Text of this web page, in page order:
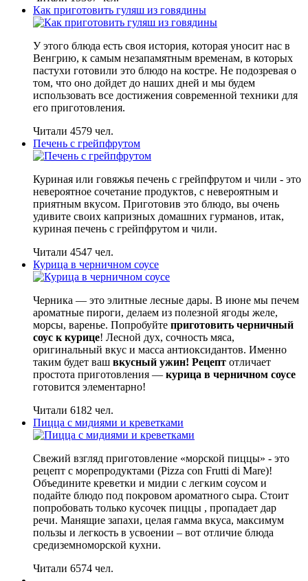
Как приготовить гуляш из говядины
У этого блюда есть своя история, которая уносит нас в
Венгрию, к самым незапамятным временам, в которых
пастухи готовили это блюдо на костре. Не подозревая о
том, что оно дойдет до наших дней и мы будем
использовать все достижения современной техники для
его приготовления.
Читали 4579 чел.
Печень с грейпфрутом
Куриная или говяжья печень с грейпфрутом и чили - это
невероятное сочетание продуктов, с невероятным и
приятным вкусом. Приготовив это блюдо, вы очень
удивите своих капризных домашних гурманов, итак,
куриная печень с грейпфрутом и чили.
Читали 4547 чел.
Курица в черничном соусе
Черника — это элитные лесные дары. В июне мы печем
ароматные пироги, делаем из полезной ягоды желе,
морсы, варенье. Попробуйте приготовить черничный
соус к курице! Лесной дух, сочность мяса,
оригинальный вкус и масса антиоксидантов. Именно
таким будет ваш вкусный ужин! Рецепт отличает
простота приготовления — курица в черничном соусе
готовится элементарно!
Читали 6182 чел.
Пицца с мидиями и креветками
Свежий взгляд приготовление «морской пиццы» - это
рецепт с морепродуктами (Pizza con Frutti di Mare)!
Объедините креветки и мидии с легким соусом и
подайте блюдо под покровом ароматного сыра. Стоит
попробовать только кусочек пиццы , пропадает дар
речи. Манящие запахи, целая гамма вкуса, максимум
пользы и легкость в усвоении – вот отличие блюда
средиземноморской кухни.
Читали 6574 чел.